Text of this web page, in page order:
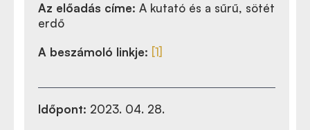
Az előadás címe: A kutató és a sűrű, sötét
erdő
A beszámoló linkje: [1]
Időpont: 2023. 04. 28.